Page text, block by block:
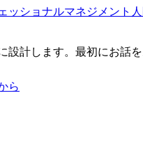
ッショナルマネジメント
計します。最初にお話を
ら